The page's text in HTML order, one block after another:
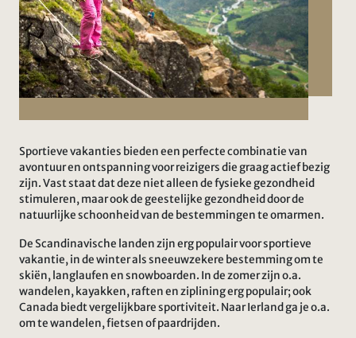
Sportieve vakanties bieden een perfecte combinatie van
avontuur en ontspanning voor reizigers die graag actief bezig
zijn. Vast staat dat deze niet alleen de fysieke gezondheid
stimuleren, maar ook de geestelijke gezondheid door de
natuurlijke schoonheid van de bestemmingen te omarmen.
De Scandinavische landen zijn erg populair voor sportieve
vakantie, in de winter als sneeuwzekere bestemming om te
skiën, langlaufen en snowboarden. In de zomer zijn o.a.
wandelen, kayakken, raften en ziplining erg populair; ook
Canada biedt vergelijkbare sportiviteit. Naar Ierland ga je o.a.
om te wandelen, fietsen of paardrijden.